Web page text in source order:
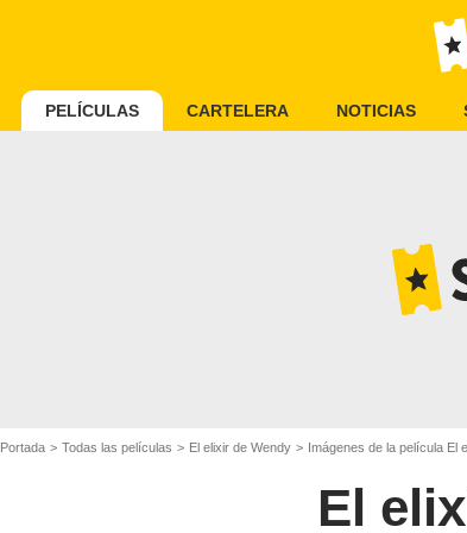
PELÍCULAS CARTELERA NOTICIAS
Portada Todas las películas El elixir de Wendy Imágenes de la película El
El